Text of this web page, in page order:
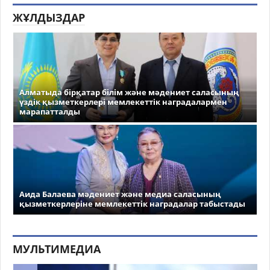
ЖҰЛДЫЗДАР
Алматыда бірқатар білім және мәдениет саласының
үздік қызметкерлері мемлекеттік наградалармен
марапатталды
Аида Балаева мәдениет және медиа саласының
қызметкерлеріне мемлекеттік наградалар табыстады
МУЛЬТИМЕДИА